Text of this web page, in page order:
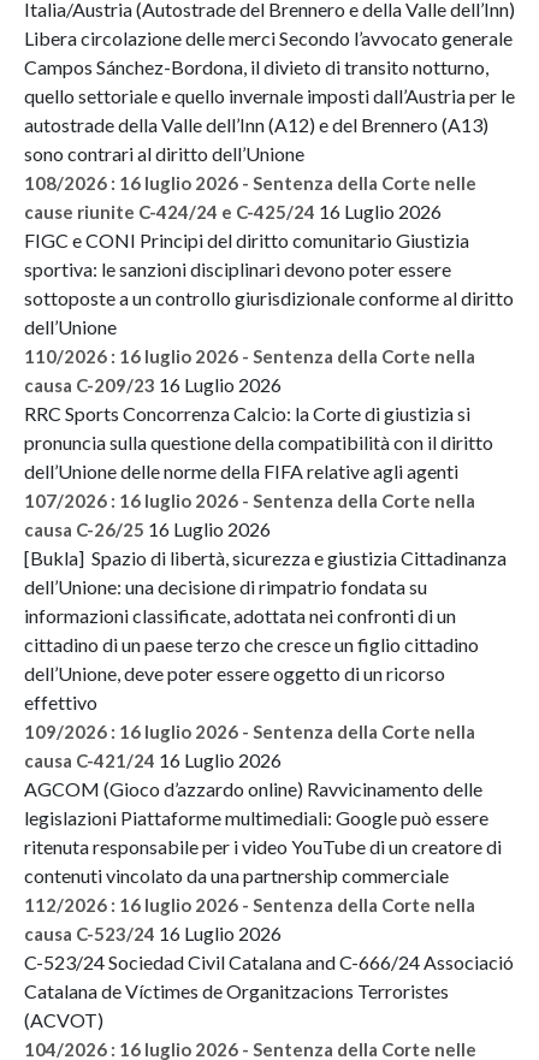
Italia/Austria (Autostrade del Brennero e della Valle dell’Inn)
Libera circolazione delle merci Secondo l’avvocato generale
Campos Sánchez-Bordona, il divieto di transito notturno,
quello settoriale e quello invernale imposti dall’Austria per le
autostrade della Valle dell’Inn (A12) e del Brennero (A13)
sono contrari al diritto dell’Unione
108/2026 : 16 luglio 2026 - Sentenza della Corte nelle
cause riunite C-424/24 e C-425/24 16 Luglio 2026
FIGC e CONI Principi del diritto comunitario Giustizia
sportiva: le sanzioni disciplinari devono poter essere
sottoposte a un controllo giurisdizionale conforme al diritto
dell’Unione
110/2026 : 16 luglio 2026 - Sentenza della Corte nella
causa C-209/23 16 Luglio 2026
RRC Sports Concorrenza Calcio: la Corte di giustizia si
pronuncia sulla questione della compatibilità con il diritto
dell’Unione delle norme della FIFA relative agli agenti
107/2026 : 16 luglio 2026 - Sentenza della Corte nella
causa C-26/25 16 Luglio 2026
[Bukla] Spazio di libertà, sicurezza e giustizia Cittadinanza
dell’Unione: una decisione di rimpatrio fondata su
informazioni classificate, adottata nei confronti di un
cittadino di un paese terzo che cresce un figlio cittadino
dell’Unione, deve poter essere oggetto di un ricorso
effettivo
109/2026 : 16 luglio 2026 - Sentenza della Corte nella
causa C-421/24 16 Luglio 2026
AGCOM (Gioco d’azzardo online) Ravvicinamento delle
legislazioni Piattaforme multimediali: Google può essere
ritenuta responsabile per i video YouTube di un creatore di
contenuti vincolato da una partnership commerciale
112/2026 : 16 luglio 2026 - Sentenza della Corte nella
causa C-523/24 16 Luglio 2026
C-523/24 Sociedad Civil Catalana and C-666/24 Associació
Catalana de Víctimes de Organitzacions Terroristes
(ACVOT)
104/2026 : 16 luglio 2026 - Sentenza della Corte nelle